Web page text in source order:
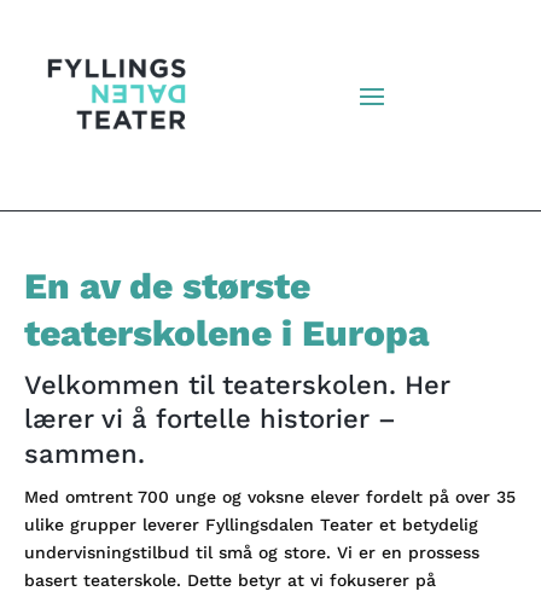
En av de største
teaterskolene i Europa
Velkommen til teaterskolen. Her
lærer vi å fortelle historier –
sammen.
Med omtrent 700 unge og voksne elever fordelt på over 35
ulike grupper leverer Fyllingsdalen Teater et betydelig
undervisningstilbud til små og store. Vi er en prossess
basert teaterskole. Dette betyr at vi fokuserer på